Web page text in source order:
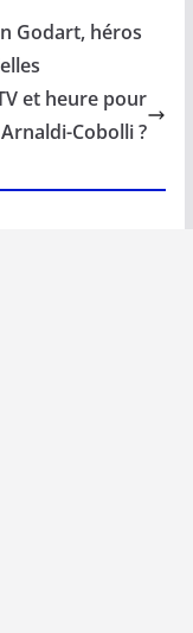
k
g
Godart, héros
et heure pour
Arnaldi-Cobolli ?